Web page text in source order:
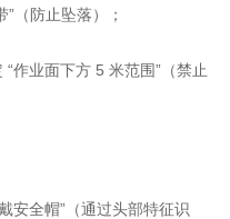
（防止坠落）；
作业面下方 5 米范围”（禁止
安全帽”（通过头部特征识